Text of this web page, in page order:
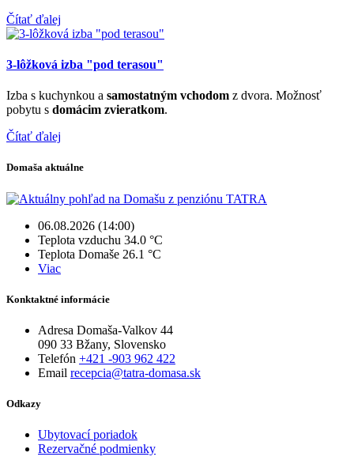
Čítať ďalej
3-lôžková izba "pod terasou"
Izba s kuchynkou a samostatným vchodom z dvora. Možnosť
pobytu s domácim zvieratkom.
Čítať ďalej
Domaša aktuálne
06.08.2026 (14:00)
Teplota vzduchu 34.0 °C
Teplota Domaše 26.1 °C
Viac
Konktaktné informácie
Adresa Domaša-Valkov 44
090 33 Bžany, Slovensko
Telefón +421 -903 962 422
Email recepcia@tatra-domasa.sk
Odkazy
Ubytovací poriadok
Rezervačné podmienky